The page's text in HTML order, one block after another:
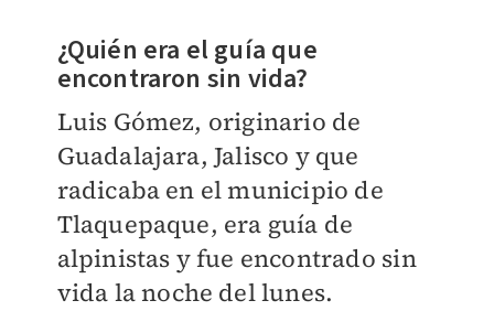
¿Quién era el guía que
encontraron sin vida?
Luis Gómez, originario de
Guadalajara, Jalisco y que
radicaba en el municipio de
Tlaquepaque, era guía de
alpinistas y fue encontrado sin
vida la noche del lunes.